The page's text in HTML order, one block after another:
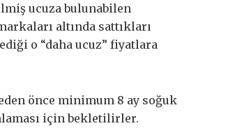
ucuza bulunabilen
altında sattıkları
o “daha ucuz” fiyatlara
önce minimum 8 ay soğuk
için bekletilirler.